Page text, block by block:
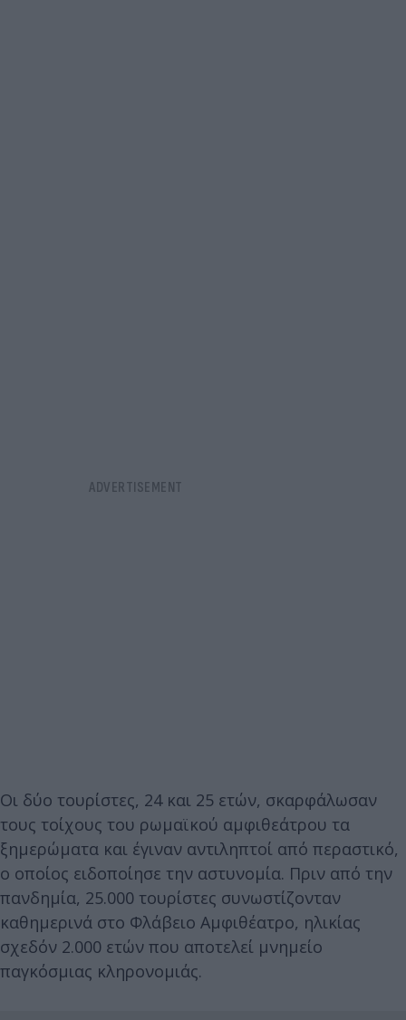
Οι δύο τουρίστες, 24 και 25 ετών, σκαρφάλωσαν
τους τοίχους του ρωμαϊκού αμφιθεάτρου τα
ξημερώματα και έγιναν αντιληπτοί από περαστικό,
ο οποίος ειδοποίησε την αστυνομία. Πριν από την
πανδημία, 25.000 τουρίστες συνωστίζονταν
καθημερινά στο Φλάβειο Αμφιθέατρο, ηλικίας
σχεδόν 2.000 ετών που αποτελεί μνημείο
παγκόσμιας κληρονομιάς.